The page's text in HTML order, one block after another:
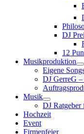
DJ
12
Musikproduktion
Eigene
DJ GerreG
Musik
DJ
Hochzeit
Event
Firmenfeier